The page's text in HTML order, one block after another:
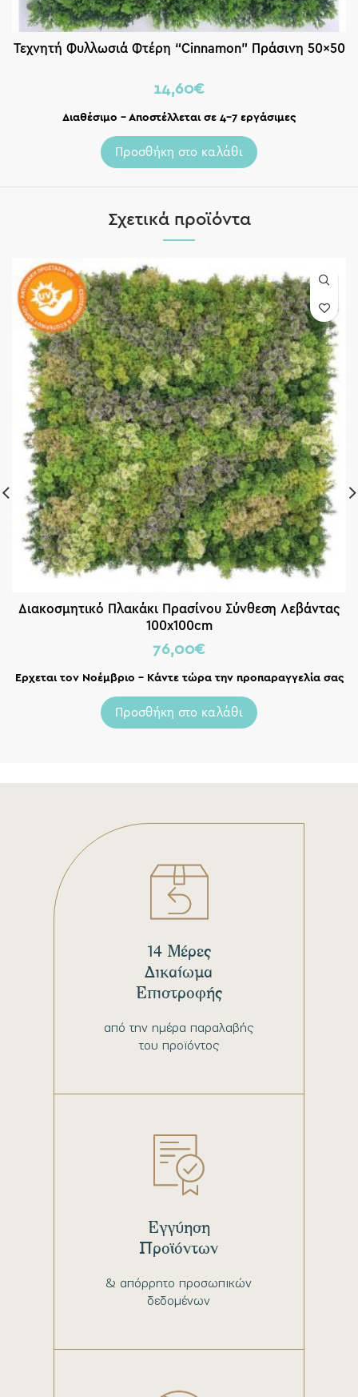
Τεχνητή Φυλλωσιά Φτέρη “Cinnamon” Πράσινη 50×50
14,60€
Διαθέσιμο – Αποστέλλεται σε 4-7 εργάσιμες
Προσθήκη στο καλάθι
Σχετικά προϊόντα
Διακοσμητικό Πλακάκι Πρασίνου Σύνθεση Λεβάντας
100x100cm
76,00€
Ερχεται τον Νοέμβριο – Κάντε τώρα την προπαραγγελία σας
Προσθήκη στο καλάθι
από την ημέρα παραλαβής
του προϊόντος
14 Μέρες
Δικαίωμα
Επιστροφής
& απόρρητο προσωπικών
δεδομένων
Εγγύηση
Προϊόντων